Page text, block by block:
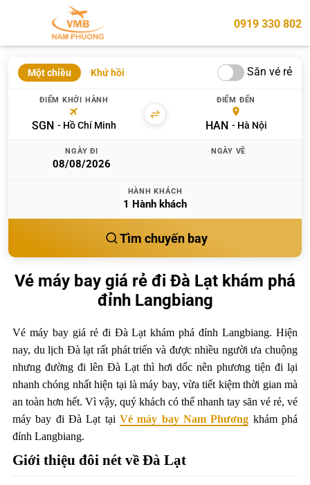
0919 330 802
Một chiều Khứ hồi Săn vé rẻ
ĐIỂM KHỞI HÀNH
SGN Hồ Chí Minh
ĐIỂM ĐẾN
HAN Hà Nội
NGÀY ĐI NGÀY VỀ
HÀNH KHÁCH
1 Hành khách
Tìm chuyến bay
Vé máy bay giá rẻ đi Đà Lạt khám phá
đỉnh Langbiang
Vé máy bay giá rẻ đi Đà Lạt khám phá đỉnh Langbiang. Hiện
nay, du lịch Đà lạt rất phát triển và được nhiều người ưa chuộng
nhưng đường đi lên Đà Lạt thì hơi dốc nên phương tiện đi lại
nhanh chóng nhất hiện tại là máy bay, vừa tiết kiệm thời gian mà
an toàn hơn hết. Vì vậy, quý khách có thể nhanh tay săn vé rẻ, vé
máy bay đi Đà Lạt tại Vé máy bay Nam Phương khám phá
đỉnh Langbiang.
Giới thiệu đôi nét về Đà Lạt